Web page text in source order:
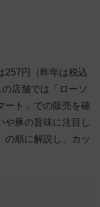
257円（昨年は税込
店舗では「ローソ
ート」での販売を確
や豚の旨味に注目し
の順に解説し、カッ